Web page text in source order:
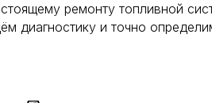
ремонту топливной
диагностику и точно